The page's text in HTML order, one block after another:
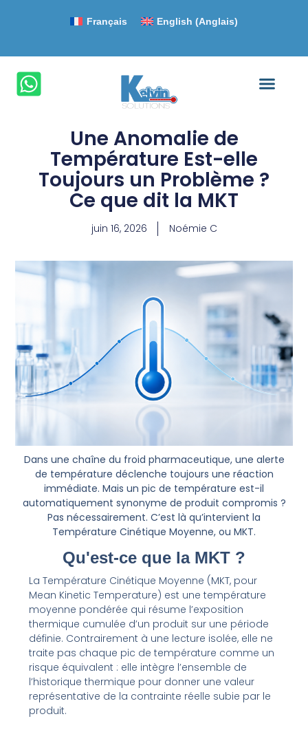
Français English (Anglais)
Une Anomalie de
Température Est-elle
Toujours un Problème ?
Ce que dit la MKT
juin 16, 2026 Noémie C
Dans une chaîne du froid pharmaceutique, une alerte
de température déclenche toujours une réaction
immédiate. Mais un pic de température est-il
automatiquement synonyme de produit compromis ?
Pas nécessairement. C’est là qu’intervient la
Température Cinétique Moyenne, ou MKT.
Qu'est-ce que la MKT ?
La Température Cinétique Moyenne (MKT, pour
Mean Kinetic Temperature) est une température
moyenne pondérée qui résume l’exposition
thermique cumulée d’un produit sur une période
définie. Contrairement à une lecture isolée, elle ne
traite pas chaque pic de température comme un
risque équivalent : elle intègre l’ensemble de
l’historique thermique pour donner une valeur
représentative de la contrainte réelle subie par le
produit.